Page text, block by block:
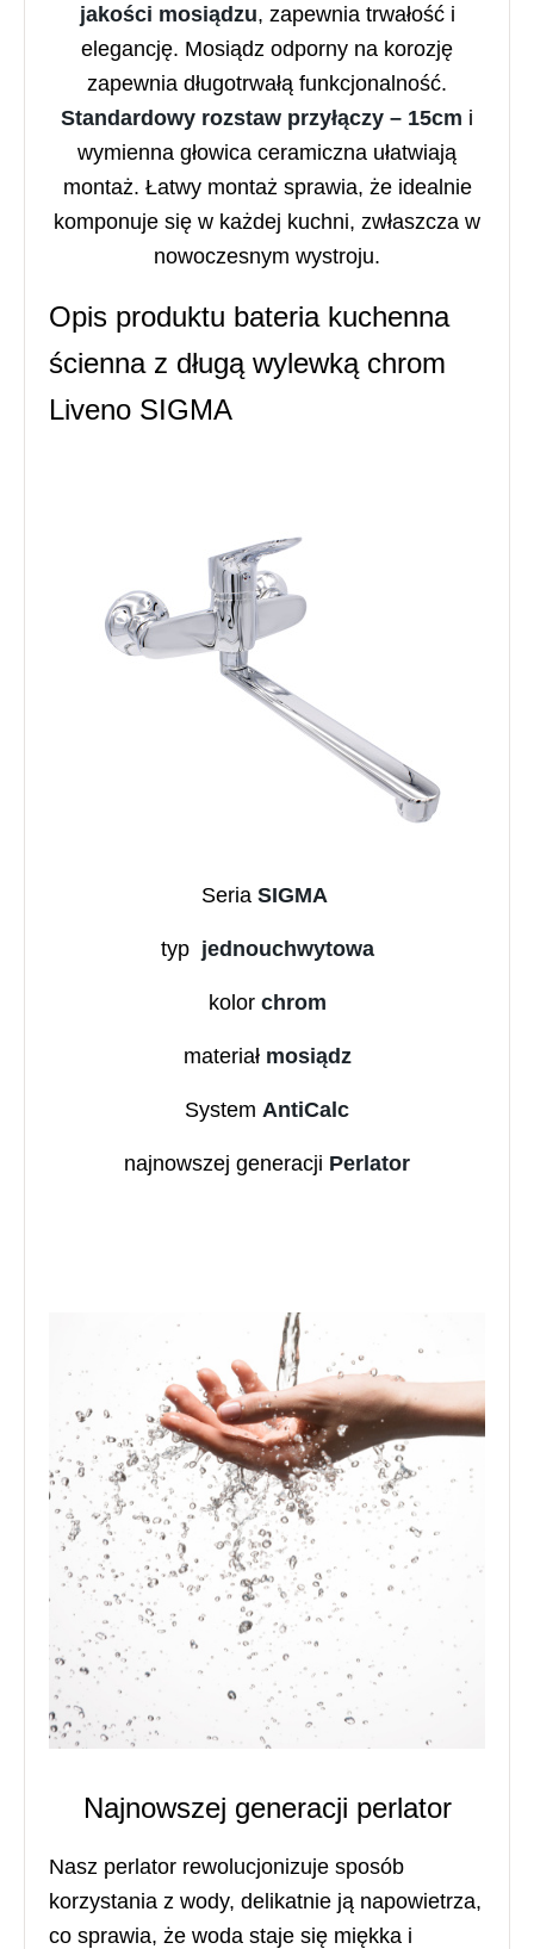
jakości mosiądzu, zapewnia trwałość i
elegancję. Mosiądz odporny na korozję
zapewnia długotrwałą funkcjonalność.
Standardowy rozstaw przyłączy – 15cm i
wymienna głowica ceramiczna ułatwiają
montaż. Łatwy montaż sprawia, że idealnie
komponuje się w każdej kuchni, zwłaszcza w
nowoczesnym wystroju.
Opis produktu bateria kuchenna
ścienna z długą wylewką chrom
Liveno SIGMA
Seria SIGMA
typ jednouchwytowa
kolor chrom
materiał mosiądz
System AntiCalc
najnowszej generacji Perlator
Najnowszej generacji perlator
Nasz perlator rewolucjonizuje sposób
korzystania z wody, delikatnie ją napowietrza,
co sprawia, że woda staje się miękka i